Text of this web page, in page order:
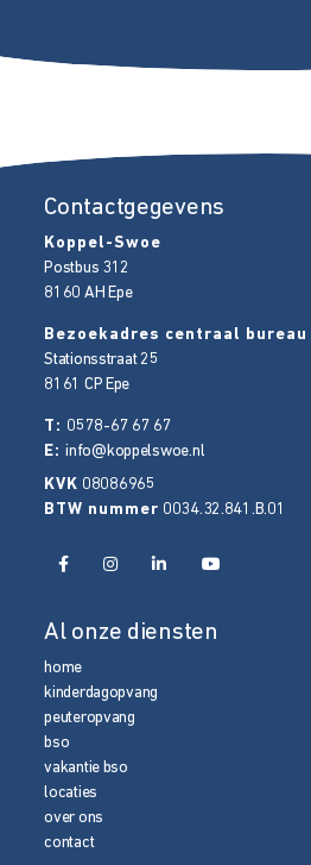
Contactgegevens
Koppel-Swoe
Postbus 312
8160 AH Epe
Bezoekadres centraal bureau
Stationsstraat 25
8161 CP Epe
T: 0578-67 67 67
E:info@koppelswoe.nl
KVK 08086965
BTW nummer 0034.32.841.B.01
Al onze diensten
home
kinderdagopvang
peuteropvang
bso
vakantie bso
locaties
over ons
contact